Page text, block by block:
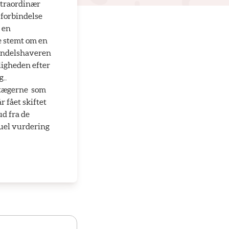
om en
efter
 som
fået skiftet
fra de
vurdering